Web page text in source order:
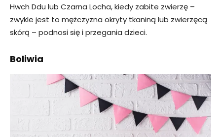
Hwch Ddu lub Czarna Locha, kiedy zabite zwierzę –
zwykle jest to mężczyzna okryty tkaniną lub zwierzęcą
skórą – podnosi się i przegania dzieci.
Boliwia